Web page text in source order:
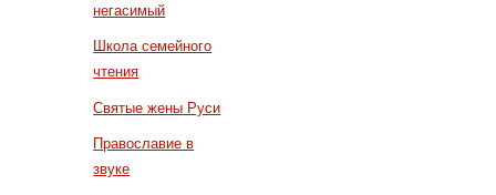
негасимый
Школа семейного
чтения
Святые жены Руси
Православие в
звуке